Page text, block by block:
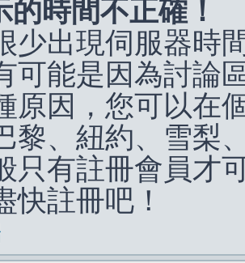
的時間不正確！
少出現伺服器時
可能是因為討論
原因，您可以在
黎、紐約、雪梨
只有註冊會員才
快註冊吧！